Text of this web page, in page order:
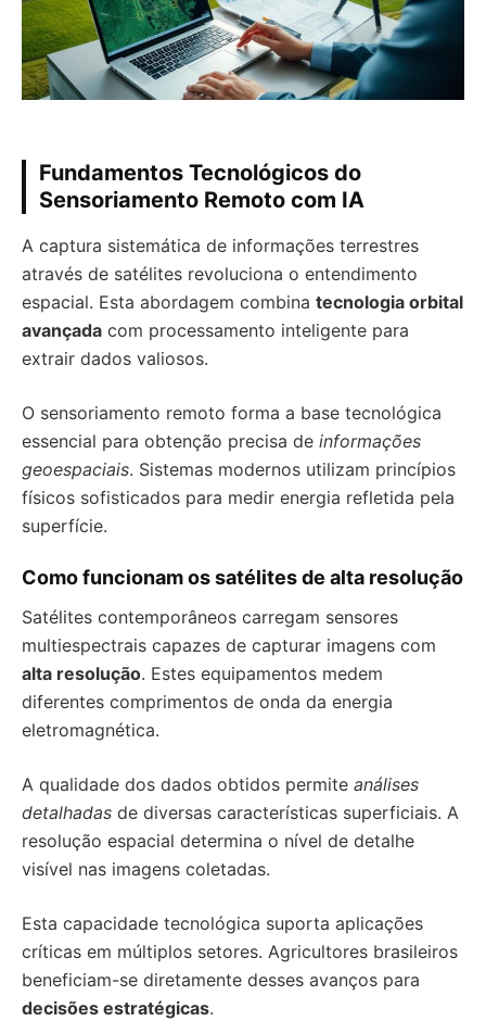
Fundamentos Tecnológicos do
Sensoriamento Remoto com IA
A captura sistemática de informações terrestres
através de satélites revoluciona o entendimento
espacial. Esta abordagem combina tecnologia orbital
avançada com processamento inteligente para
extrair dados valiosos.
O sensoriamento remoto forma a base tecnológica
essencial para obtenção precisa de informações
geoespaciais. Sistemas modernos utilizam princípios
físicos sofisticados para medir energia refletida pela
superfície.
Como funcionam os satélites de alta resolução
Satélites contemporâneos carregam sensores
multiespectrais capazes de capturar imagens com
alta resolução. Estes equipamentos medem
diferentes comprimentos de onda da energia
eletromagnética.
A qualidade dos dados obtidos permite análises
detalhadas de diversas características superficiais. A
resolução espacial determina o nível de detalhe
visível nas imagens coletadas.
Esta capacidade tecnológica suporta aplicações
críticas em múltiplos setores. Agricultores brasileiros
beneficiam-se diretamente desses avanços para
decisões estratégicas.